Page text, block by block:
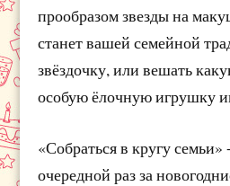
прообразом звезды на
станет вашей семейной
звёздочку, или вешать
особую ёлочную игрушку
«Собраться в кругу семьи»
очередной раз за